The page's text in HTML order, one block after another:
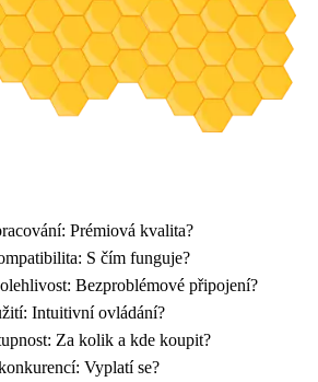
Prémiová kvalita?
S čím funguje?
Bezproblémové připojení?
Intuitivní ovládání?
Za kolik a kde koupit?
Vyplatí se?